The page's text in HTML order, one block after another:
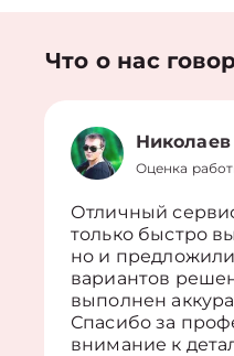
Что о нас
Оценка
Отличный
только быстро
но и
вариантов
выполнен
Спасибо за
внимание к